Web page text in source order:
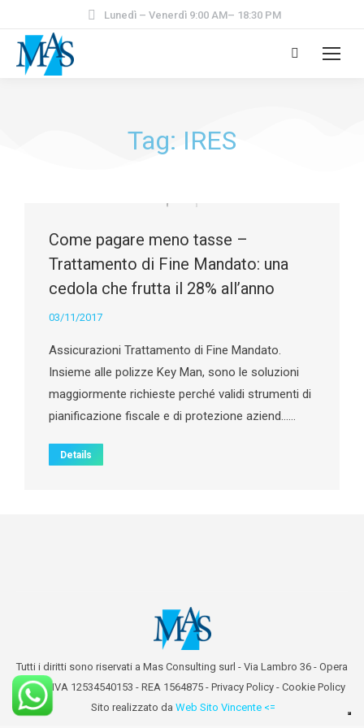
Lunedì – Venerdì 9:00 AM– 18:30 PM
Tag: IRES
Come pagare meno tasse –
Trattamento di Fine Mandato: una
cedola che frutta il 28% all’anno
03/11/2017
Assicurazioni Trattamento di Fine Mandato.
Insieme alle polizze Key Man, sono le soluzioni
maggiormente richieste perché validi strumenti di
pianificazione fiscale e di protezione aziend……
Details
Tutti i diritti sono riservati a Mas Consulting surl - Via Lambro 36 - Opera
(MI) - P.IVA 12534540153 - REA 1564875 - Privacy Policy - Cookie Policy
Sito realizzato da Web Sito Vincente <=